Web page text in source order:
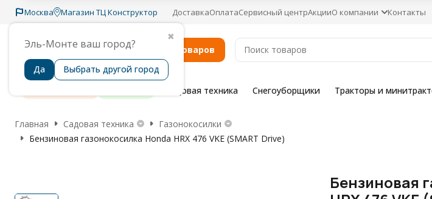
Москва
✖
Эль-Монте ваш город?
Да Выбрать другой город
Магазин ТЦ Конструктор ДоставкаОплатаСервисный центрАкцииО компании Контакты
Каталог товаров
Садовая техника Снегоуборщики Тракторы и
Главная Садовая техника
Газонокосилки
Бензиновая газонокосилка Honda HRX 476 VKE (SMART Drive)
Бензиновая